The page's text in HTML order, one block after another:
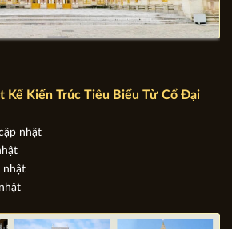
Kế Kiến Trúc Tiêu Biểu Từ Cổ Đại
nhật
nhật